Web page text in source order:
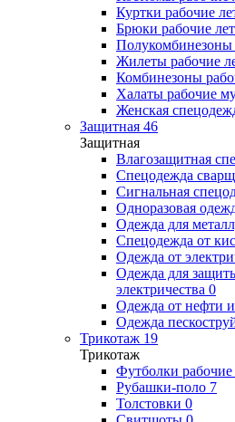
Куртки рабочие
Брюки рабочие
Полукомбинезоны
Жилеты рабочие
Комбинезоны
Халаты рабочие
Женская
Защитная 46
Защитная
Влагозащитная
Спецодежда
Сигнальная
Одноразовая
Одежда для
Спецодежда от
Одежда от
Одежда для
электричества 0
Одежда от нефти
Одежда
Трикотаж 19
Трикотаж
Футболки рабочие
Рубашки-поло 7
Толстовки 0